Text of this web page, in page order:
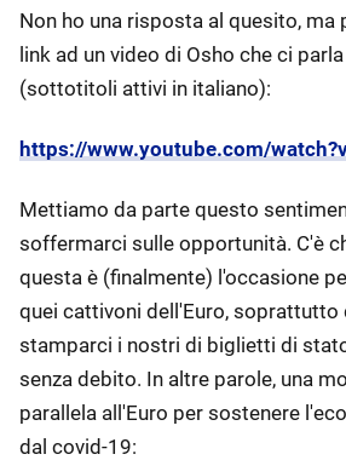
Non ho una risposta al quesito, ma
link ad un video di Osho che ci
(sottotitoli attivi in italiano):
https://www.youtube.com/
Mettiamo da parte questo
soffermarci sulle opportunità. C'è
questa è (finalmente) l'occasione
quei cattivoni dell'Euro, soprattutto
stamparci i nostri di biglietti di
senza debito. In altre parole, una
parallela all'Euro per sostenere
dal covid-19: